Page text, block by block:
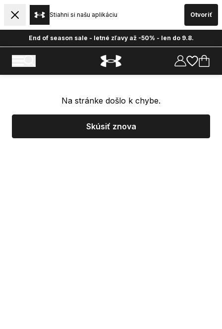
Stiahni si našu aplikáciu Otvoriť
End of season sale - letné zľavy až -50% - len do 9.8.
Na stránke došlo k chybe.
Skúsiť znova